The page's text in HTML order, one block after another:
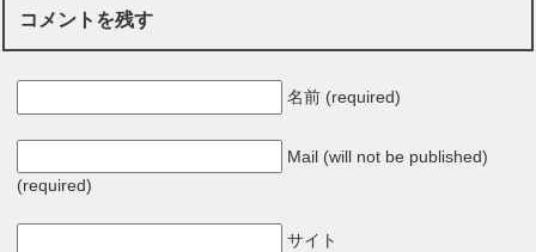
コメントを残す
名前 (required)
Mail (will not be published)
(required)
サイト